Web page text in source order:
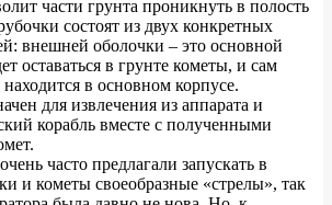
части грунта проникнуть в полость
состоят из двух конкретных
внешней оболочки – это основной
оставаться в грунте кометы, и сам
в основном корпусе.
для извлечения из аппарата и
корабль вместе с полученными
часто предлагали запускать в
и кометы своеобразные «стрелы», так